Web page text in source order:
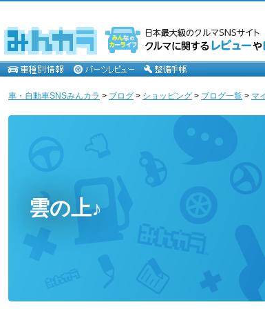
車・自動車SNSみんカラ > ブログ > ショッピング > ブログ一覧 > マ
雲の上♪